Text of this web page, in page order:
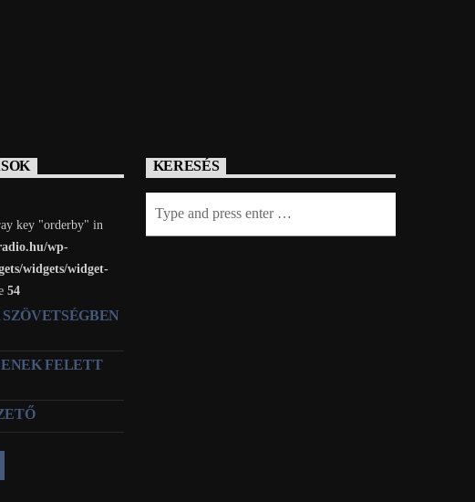
key "orderby" in
wp-
widgets/widget-
54
FELETT
KERESÉS